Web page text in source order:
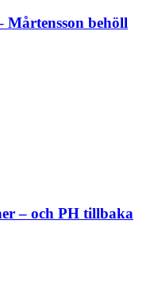
Mårtensson behöll
– och PH tillbaka